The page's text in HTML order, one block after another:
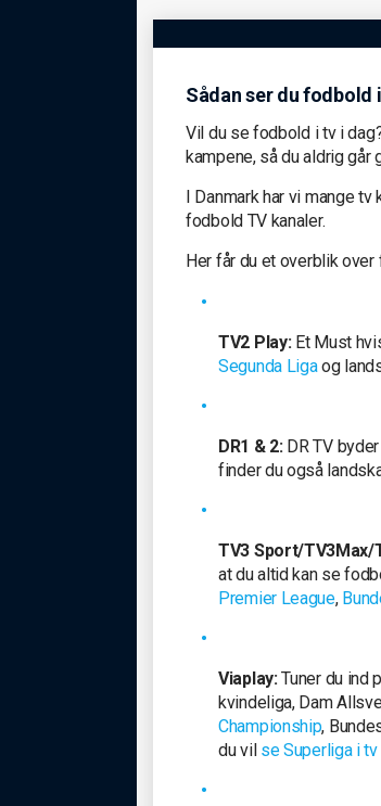
Sådan ser du fodbold
Vil du se fodbold i tv i
kampene, så du aldrig går
I Danmark har vi mange
fodbold TV kanaler.
Her får du et overblik over
TV2 Play: Et Must
Segunda Ligaog
DR1 & 2: DR TV
finder du også
TV3 Sport/TV3Max/
at du altid kan se
Premier League,
Viaplay:Tuner du ind
kvindeliga, Dam
Championship,
du vil se Superliga i tv